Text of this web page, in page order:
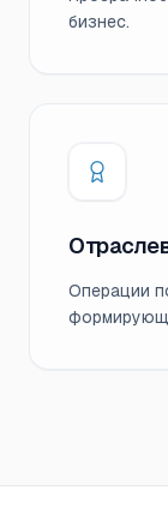
бизнес.
Операции